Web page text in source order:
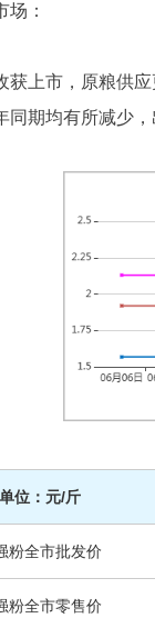
场：
获上市，原粮供
同期均有所减少，
单位：元/斤
粉全市批发价
粉全市零售价